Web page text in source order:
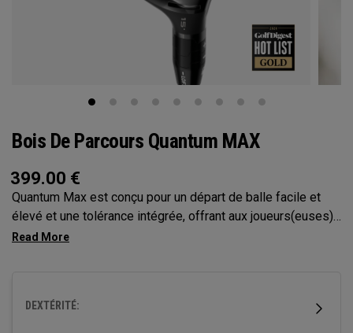
Bois De Parcours Quantum MAX
399.00 €
Quantum Max est conçu pour un départ de balle facile et
élevé et une tolérance intégrée, offrant aux joueurs(euses)
plus de confiance à chaque swing. Sa face peu profonde
DEXTÉRITÉ: